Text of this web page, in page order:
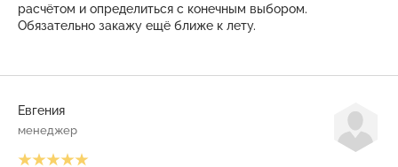
расчётом и определиться с конечным выбором.
Обязательно закажу ещё ближе к лету.
Евгения
менеджер